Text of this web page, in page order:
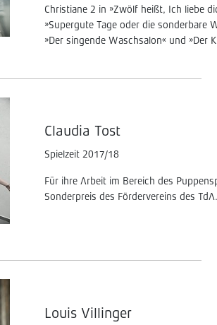
Christiane 2 in »Zwölf heißt, Ich liebe
»Supergute Tage oder die sonderbare
»Der singende Waschsalon« und »Der
Claudia Tost
Spielzeit 2017/18
Für ihre Arbeit im Bereich des
Sonderpreis des Fördervereins des
Louis Villinger